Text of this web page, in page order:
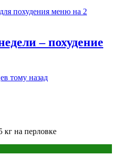
– похудение
тому назад
на перловке